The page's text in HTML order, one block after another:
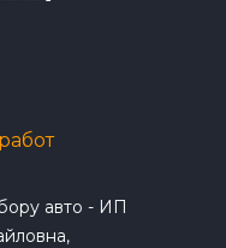
авто - ИП